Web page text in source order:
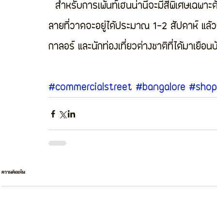
ลายที่วาดจะอยู่ได้ประมาณ 1-2 สัปดาห์ แล้
กาลอร์ และนักท่องเที่ยวต่างชาติที่ได้มาเยือ
#commercialstreet #bangalore
ความคิดเห็น